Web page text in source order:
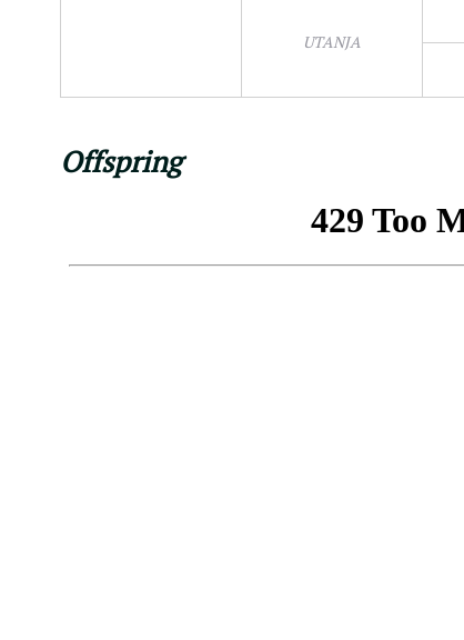
UTANJA
Offspring